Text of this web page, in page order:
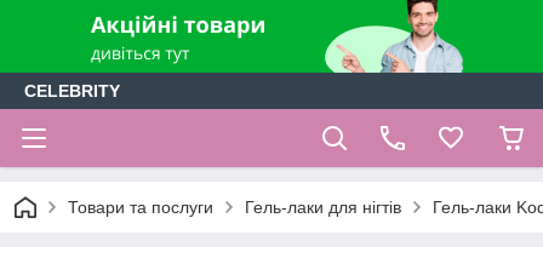
CELEBRITY
Товари та послуги Гель-лаки для нігтів Гель-лаки